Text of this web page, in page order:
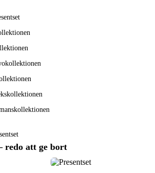
redo att ge bort